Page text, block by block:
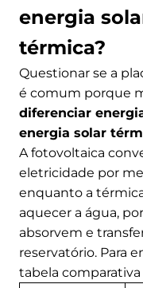
energia
térmica?
Questionar se a
é comum porque
diferenciar
energia solar
A fotovoltaica
eletricidade por
enquanto a
aquecer a água,
absorvem e
reservatório. Para
tabela comparativa